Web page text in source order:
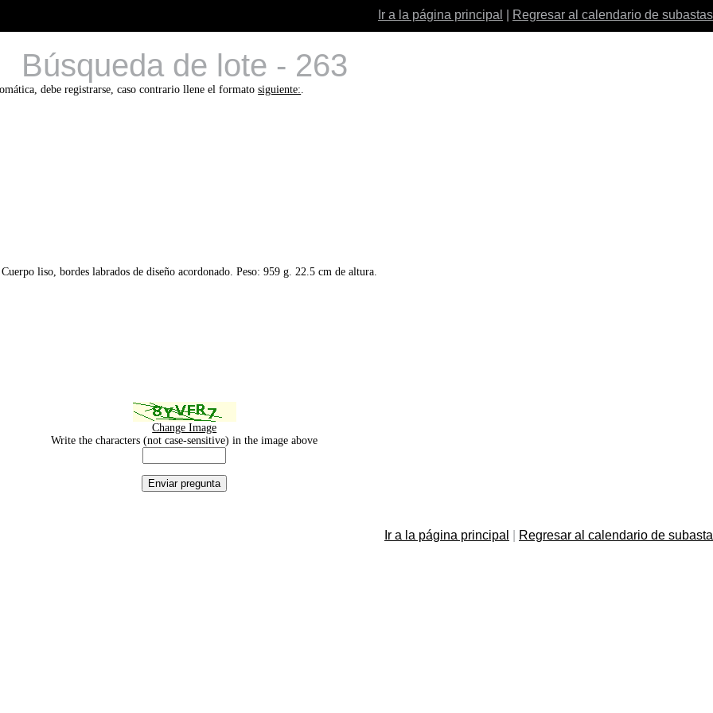
Ir a la página principal Regresar al calendario de subastas
Búsqueda de lote - 263
debe registrarse, caso contrario llene el formatosiguiente:.
liso, bordes labrados de diseño acordonado. Peso: 959 g. 22.5 cm de altura.
Change Image
Write the characters (not case-sensitive) in the image above
Ir a la página principal Regresar al calendario de